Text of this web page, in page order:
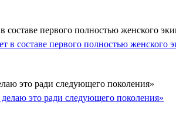
первого полностью женского
это ради следующего поколения»